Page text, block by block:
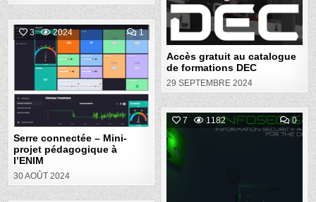
AU
DE
DEC
Posted
in
Accès gratuit au catalogue
de formations DEC
29 SEPTEMBRE 2024
3 2024 1COMMENT
ON
SERRE
CONNECTÉE
MINI-
PROJET
PÉDAGOGIQUE
À
L’ENIM
Posted
in
Serre connectée – Mini-
projet pédagogique à
l’ENIM
30 AOÛT 2024
7 1182 0
ON
THE
UNE